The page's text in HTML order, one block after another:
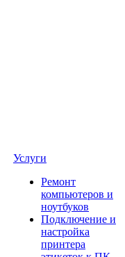
Услуги
Ремонт
компьютеров и
ноутбуков
Подключение и
настройка
принтера